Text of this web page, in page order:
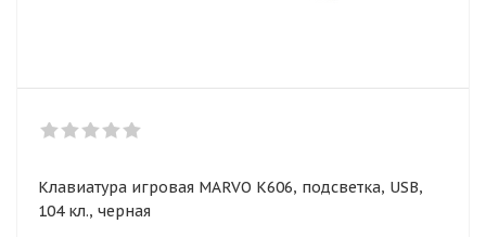
Клавиатура игровая MARVO K606, подсветка, USB,
104 кл., черная